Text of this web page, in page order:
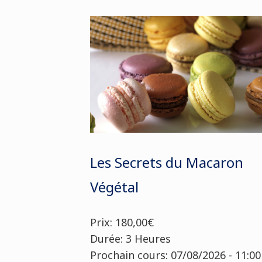
Les Secrets du Macaron
Végétal
Prix: 180,00€
Durée: 3 Heures
Prochain cours: 07/08/2026 - 11:00